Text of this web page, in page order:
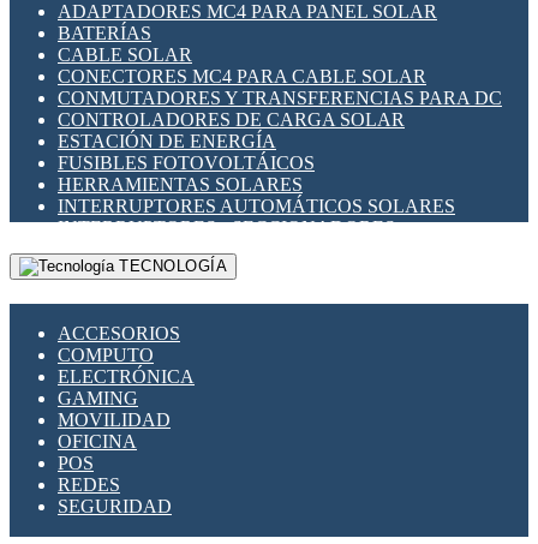
ADAPTADORES MC4 PARA PANEL SOLAR
BATERÍAS
CABLE SOLAR
CONECTORES MC4 PARA CABLE SOLAR
CONMUTADORES Y TRANSFERENCIAS PARA DC
CONTROLADORES DE CARGA SOLAR
ESTACIÓN DE ENERGÍA
FUSIBLES FOTOVOLTÁICOS
HERRAMIENTAS SOLARES
INTERRUPTORES AUTOMÁTICOS SOLARES
INTERRUPTORES - SECCIONADORES
FOTOVOLTÁICOS
MONTAJE PANEL SOLAR
SUPRESOR DE TRANSIENTES SPDS PARA
APLICACIONES FOTOVOLTAICAS
TECNOLOGÍA
ACCESORIOS
COMPUTO
ELECTRÓNICA
GAMING
MOVILIDAD
OFICINA
POS
REDES
SEGURIDAD